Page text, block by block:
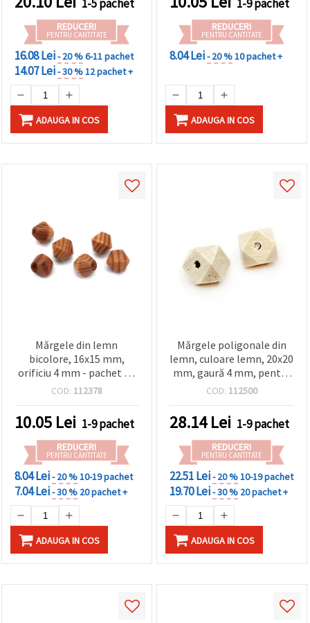
1-5 pachet
REDUCERI
PENTRU CANTITATE
16.08 Lei- 20 %6-11 pachet
14.07 Lei- 30 %12 pachet +
ADAUGA IN COS
1-9 pachet
REDUCERI
PENTRU CANTITATE
8.04 Lei- 20 %10 pachet +
ADAUGA IN COS
Mărgele din lemn
bicolore, 16x15 mm,
orificiu 4 mm - pachet de
10 bucăți
COD: 112378
10.05 Lei 1-9 pachet
REDUCERI
PENTRU CANTITATE
8.04 Lei- 20 %10-19 pachet
7.04 Lei- 30 % 20 pachet +
ADAUGA IN COS
Mărgele poligonale din
lemn, culoare lemn, 20x20
mm, gaură 4 mm, pentru
bijuterii, macrame și
COD: 112500
28.14Lei 1-9 pachet
REDUCERI
PENTRU CANTITATE
22.51 Lei- 20 %10-19 pachet
19.70 Lei- 30 % 20 pachet +
ADAUGA IN COS